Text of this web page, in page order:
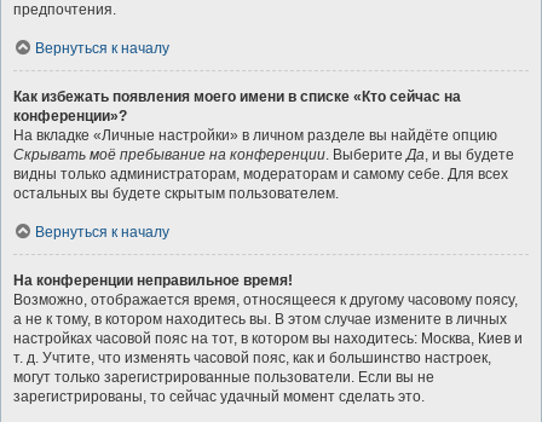
предпочтения.
Вернуться к началу
Как избежать появления моего имени в списке «Кто сейчас на
конференции»?
На вкладке «Личные настройки» в личном разделе вы найдёте опцию
Скрывать моё пребывание на конференции. ВыберитеДа, и вы будете
видны только администраторам, модераторам и самому себе. Для всех
остальных вы будете скрытым пользователем.
Вернуться к началу
На конференции неправильное время!
Возможно, отображается время, относящееся к другому часовому поясу,
а не к тому, в котором находитесь вы. В этом случае измените в личных
настройках часовой пояс на тот, в котором вы находитесь: Москва, Киев и
т. д. Учтите, что изменять часовой пояс, как и большинство настроек,
могут только зарегистрированные пользователи. Если вы не
зарегистрированы, то сейчас удачный момент сделать это.